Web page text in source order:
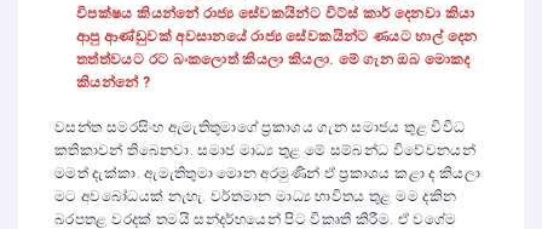
විපක්ෂය කියන්නේ රාජ්‍ය සේවකයින්ට විට්ස් කාර් දෙනවා කියා
ආපු ආණ්ඩුවක් අවසානයේ රාජ්‍ය සේවකයින්ට ණයට හාල් දෙන
තත්ත්වයට රට බංකලොත් කියලා කියලා. මේ ගැන ඔබ මොකද
කියන්නේ ?
වසන්ත සමරසිංහ ඇමැතිතුමාගේ ප්‍රකාශය ගැන සමාජය තුළ විවිධ
කතිකාවන් තිබෙනවා. සමාජ මාධ්‍ය තුළ මේ සම්බන්ධ විවේචනයන්
මමත් දැක්කා. ඇමැතිතුමා මොන අරමුණින් ඒ ප්‍රකාශය කළා ද කියලා
මට අවබෝධයක් නැහැ. වර්තමාන මාධ්‍ය භාවිතය තුළ මම දකින
බරපතළ වරදක් තමයි සන්දර්භයෙන් පිට විකෘති කිරීම. ඒ වගේම